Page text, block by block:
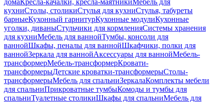
домаКресла-качалки, кресла-маятникиМебель для
кухниСтолы, столикиСтулья для кухниСтулья, табуреты
барныеКухонный гарнитурКухонные модулиКухонные
уголки, диваныСтульчики для кормленияСистемы хранения
для кухниМебель для ваннойТумбы, консоли для
ваннойШкафы, пеналы для ваннойШкафчики, полки для
ваннойЗеркала для ваннойАксессуары для ваннойМебель-
трансформерМебель-трансформерКровати-
трансформерыДетские кроватки-трансформерыСтолы-
трансформерыМебель для спальниЗеркалаКомплекты мебели
для спальниПрикроватные тумбыКомоды и тумбы для
спальниТуалетные столикиШкафы для спальниМебель для